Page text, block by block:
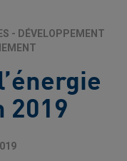
- DÉVELOPPEMENT
2019